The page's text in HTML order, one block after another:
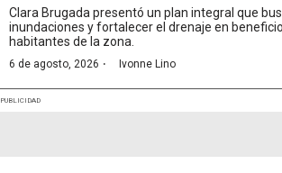
Clara Brugada presentó un plan integral que
inundaciones y fortalecer el drenaje en
habitantes de la zona.
6 de agosto, 2026 · Ivonne Lino
PUBLICIDAD